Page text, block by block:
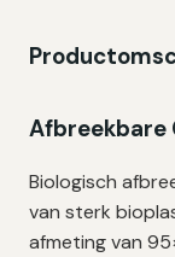
aantal
Afbreekbare
Biologisch
van sterk
afmeting van